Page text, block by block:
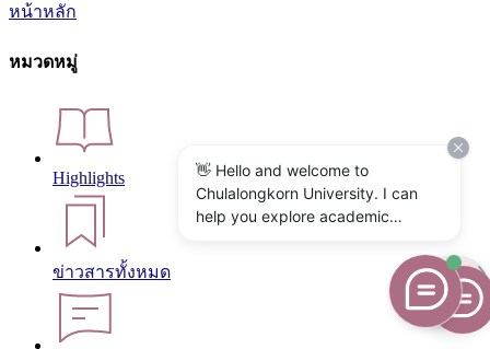
หน้าหลัก
หมวดหมู่
Highlights
ข่าวสารทั้งหมด
👋 Hello and welcome to
Chulalongkorn University. I can
help you explore academic